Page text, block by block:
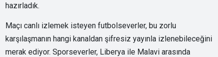
hazırladık.
Maçı canlı izlemek isteyen futbolseverler, bu zorlu
karşılaşmanın hangi kanaldan şifresiz yayınla izlenebileceğini
merak ediyor. Sporseverler, Liberya ile Malavi arasında